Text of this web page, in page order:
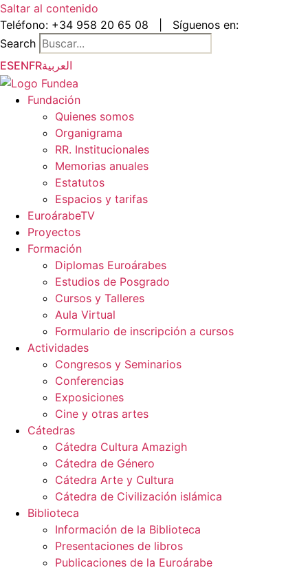
Saltar al contenido
Teléfono: +34 958 20 65 08
Síguenos en:
Search
ESENFRالعربية
Fundación
Quienes somos
Organigrama
RR. Institucionales
Memorias anuales
Estatutos
Espacios y tarifas
EuroárabeTV
Proyectos
Formación
Diplomas Euroárabes
Estudios de Posgrado
Cursos y Talleres
Aula Virtual
Formulario de inscripción a cursos
Actividades
Congresos y Seminarios
Conferencias
Exposiciones
Cine y otras artes
Cátedras
Cátedra Cultura Amazigh
Cátedra de Género
Cátedra Arte y Cultura
Cátedra de Civilización islámica
Biblioteca
Información de la Biblioteca
Presentaciones de libros
Publicaciones de la Euroárabe